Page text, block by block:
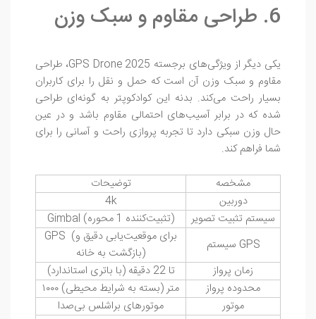
6. طراحی مقاوم و سبک وزن
یکی دیگر از ویژگی‌های برجسته GPS Drone 2025، طراحی
مقاوم و سبک وزن آن است که حمل و نقل را برای کاربران
بسیار راحت می‌کند. بدنه این کوادکوپتر به گونه‌ای طراحی
شده که در برابر آسیب‌های احتمالی مقاوم باشد و در عین
حال وزن سبکی دارد تا تجربه پروازی راحت و آسانی را برای
شما فراهم کند.
توضیحات
مشخصه
4k
دوربین
Gimbal (تثبیت‌کننده 1 محوره)
سیستم تثبیت تصویر
GPS (برای موقعیت‌یابی دقیق و
بازگشت به خانه)
سیستم GPS
تا 22 دقیقه (با باتری استاندارد)
زمان پرواز
۱۰۰۰ متر (بسته به شرایط محیطی)
محدوده پرواز
موتورهای براشلس بی‌صدا
موتور